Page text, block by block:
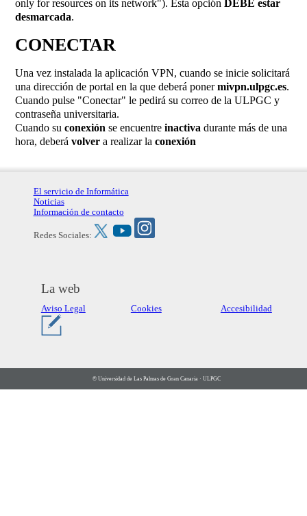
only for resources on its network"). Esta opción DEBE estar
desmarcada.
CONECTAR
Una vez instalada la aplicación VPN, cuando se inicie solicitará
una dirección de portal en la que deberá ponermivpn.ulpgc.es.
Cuando pulse "Conectar" le pedirá su correo de la ULPGC y
contraseña universitaria.
Cuando su conexión se encuentre inactiva durante más de una
hora, deberá volvera realizar la conexión
El servicio de Informática
Noticias
Información de contacto
Redes Sociales:
La web
Aviso Legal Cookies Accesibilidad
© Universidad de Las Palmas de Gran Canaria · ULPGC